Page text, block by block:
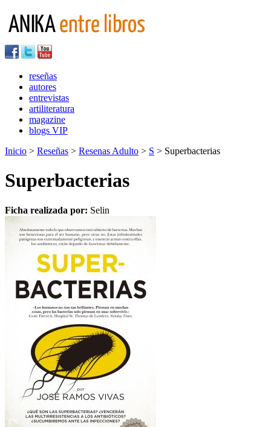
reseñas
autores
entrevistas
artiliteratura
magazine
blogs VIP
Inicio > Reseñas > Resenas Adulto > S > Superbacterias
Superbacterias
Ficha realizada por: Selin